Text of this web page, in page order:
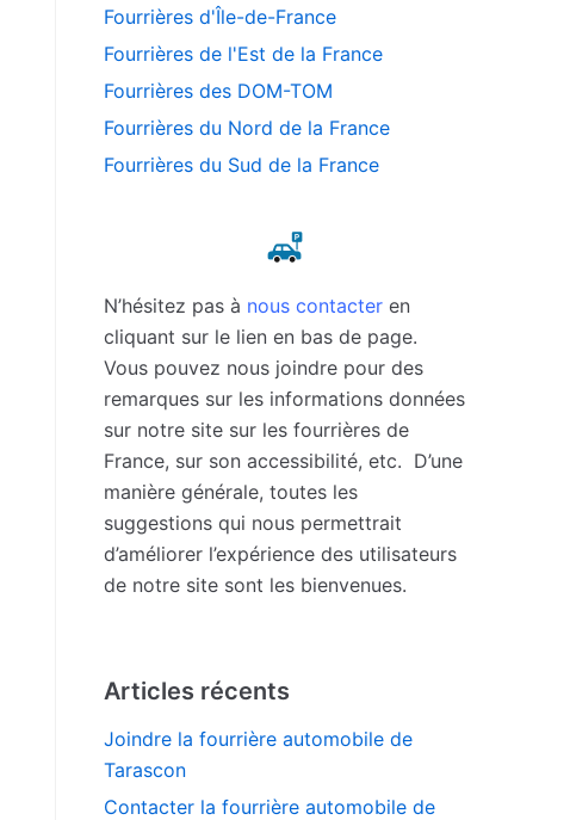
Fourrières d'Île-de-France
Fourrières de l'Est de la France
Fourrières des DOM-TOM
Fourrières du Nord de la France
Fourrières du Sud de la France
N’hésitez pas à nous contacter en
cliquant sur le lien en bas de page.
Vous pouvez nous joindre pour des
remarques sur les informations données
sur notre site sur les fourrières de
France, sur son accessibilité, etc. D’une
manière générale, toutes les
suggestions qui nous permettrait
d’améliorer l’expérience des utilisateurs
de notre site sont les bienvenues.
Articles récents
Joindre la fourrière automobile de
Tarascon
Contacter la fourrière automobile de